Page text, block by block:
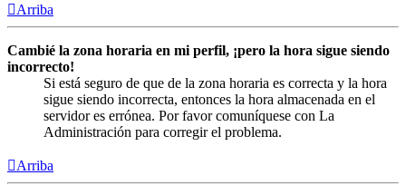
Arriba
Cambié la zona horaria en mi perfil, ¡pero la hora sigue siendo
incorrecto!
Si está seguro de que de la zona horaria es correcta y la hora
sigue siendo incorrecta, entonces la hora almacenada en el
servidor es errónea. Por favor comuníquese con La
Administración para corregir el problema.
Arriba